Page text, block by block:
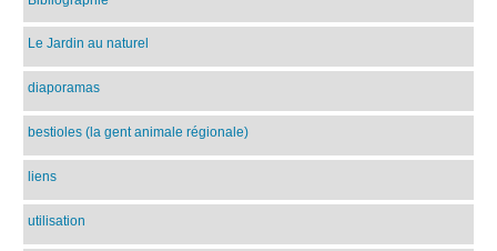
Le Jardin au naturel
diaporamas
bestioles (la gent animale régionale)
liens
utilisation